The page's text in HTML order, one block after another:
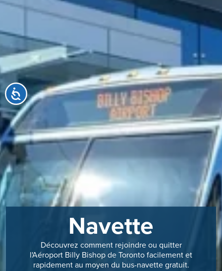
Accessibilité
Navette
Découvrez comment rejoindre ou quitter
l'Aéroport Billy Bishop de Toronto facilement et
rapidement au moyen du bus-navette gratuit.